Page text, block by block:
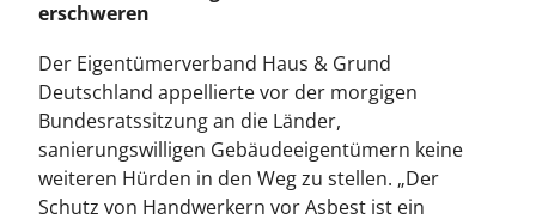
Preisliste
Anzeigen
erschweren
Der Eigentümerverband Haus & Grund
Deutschland appellierte vor der morgigen
Bundesratssitzung an die Länder,
sanierungswilligen Gebäudeeigentümern keine
weiteren Hürden in den Weg zu stellen. „Der
Schutz von Handwerkern vor Asbest ist ein